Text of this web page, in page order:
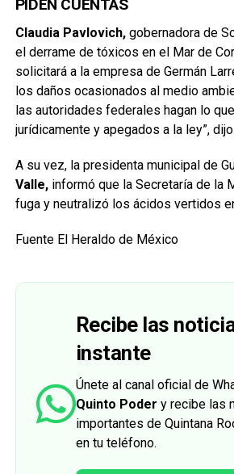
PIDEN CUENTAS
Claudia Pavlovich,gobernadora de
el derrame de tóxicos en el Mar de
solicitará a la empresa de Germán
los daños ocasionados al medio
las autoridades federales hagan lo
jurídicamente y apegados a la ley”, dijo.
A su vez, la presidenta municipal de
Valle,informó que la Secretaría de la
fuga y neutralizó los ácidos vertidos
Fuente El Heraldo de México
Recibe las
instante
Únete al canal oficial de
Quinto Poder y recibe las
importantes de Quintana
en tu teléfono.